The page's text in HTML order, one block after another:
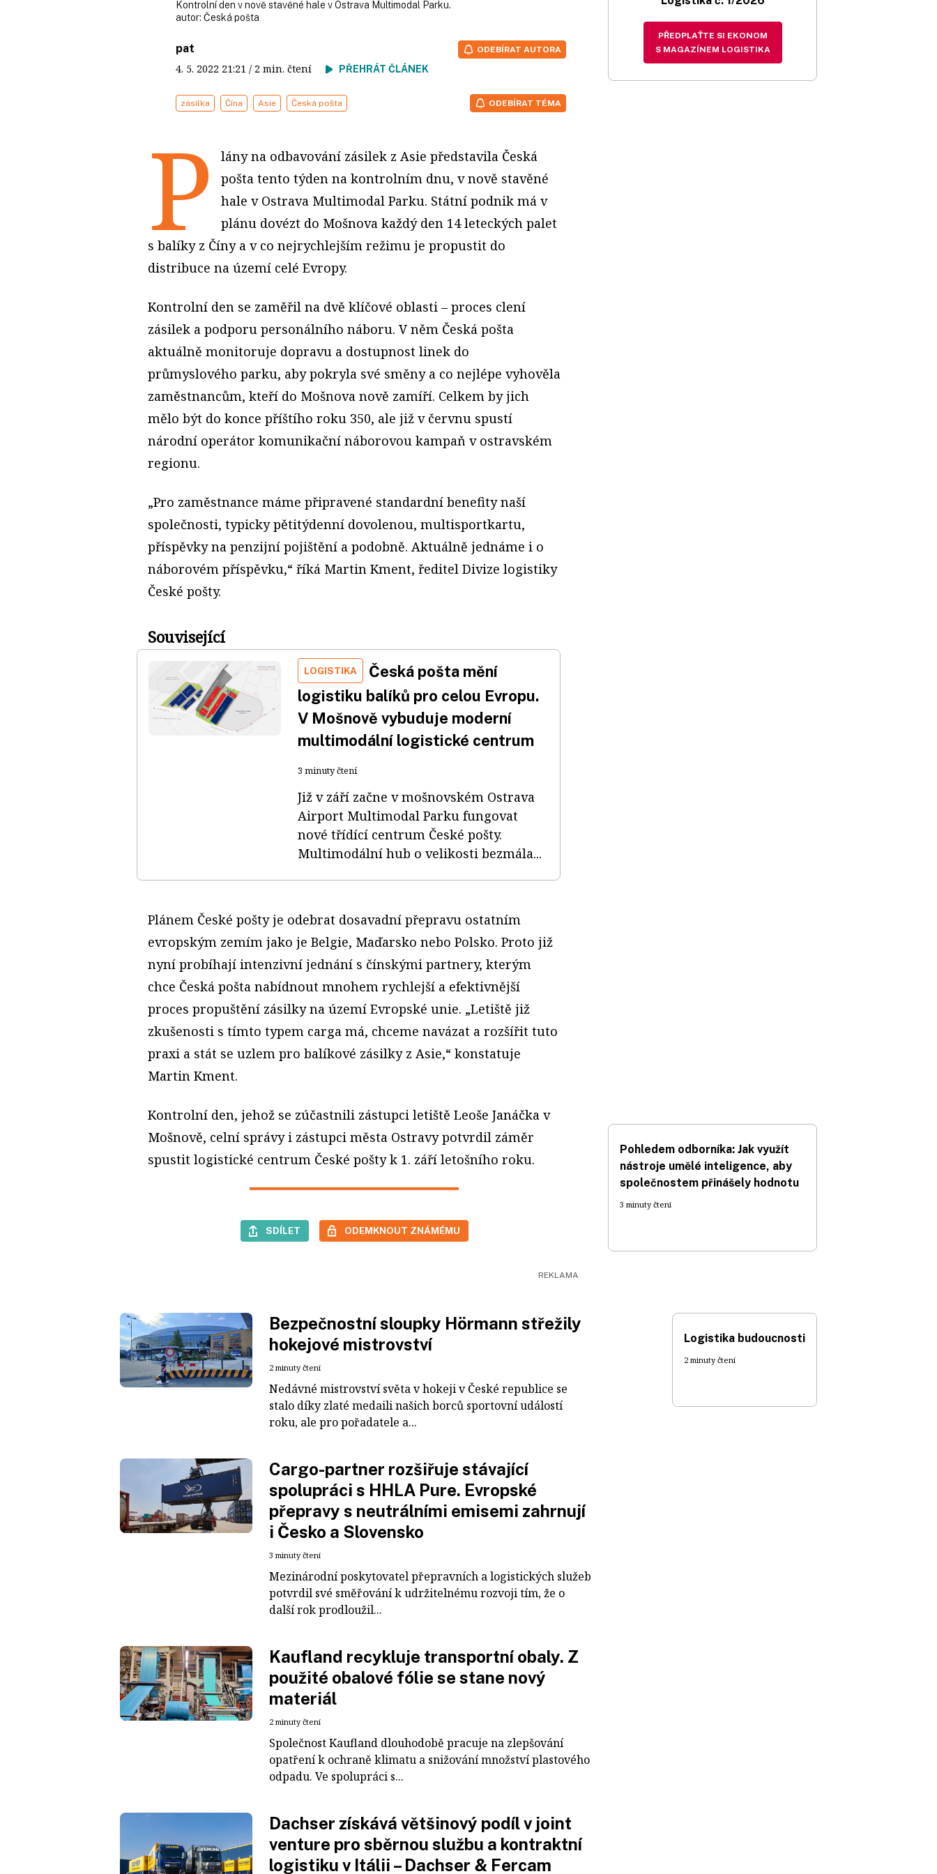
Kontrolní den v nově stavěné hale v Ostrava Multimodal Parku.
autor: Česká pošta
pat
4. 5. 2022 21:21 / 2 min. čtení PŘEHRÁT ČLÁNEK
ODEBÍRAT AUTORA
zásilka Čína Asie Česká pošta ODEBÍRAT TÉMA
P
lány na odbavování zásilek z Asie představila Česká
pošta tento týden na kontrolním dnu, v nově stavěné
hale v Ostrava Multimodal Parku. Státní podnik má v
plánu dovézt do Mošnova každý den 14 leteckých palet
s balíky z Číny a v co nejrychlejším režimu je propustit do
distribuce na území celé Evropy.
Kontrolní den se zaměřil na dvě klíčové oblasti – proces clení
zásilek a podporu personálního náboru. V něm Česká pošta
aktuálně monitoruje dopravu a dostupnost linek do
průmyslového parku, aby pokryla své směny a co nejlépe vyhověla
zaměstnancům, kteří do Mošnova nově zamíří. Celkem by jich
mělo být do konce příštího roku 350, ale již v červnu spustí
národní operátor komunikační náborovou kampaň v ostravském
regionu.
„Pro zaměstnance máme připravené standardní benefity naší
společnosti, typicky pětitýdenní dovolenou, multisportkartu,
příspěvky na penzijní pojištění a podobně. Aktuálně jednáme i o
náborovém příspěvku,“ říká Martin Kment, ředitel Divize logistiky
České pošty.
Související
LOGISTIKA
Česká pošta mění
logistiku balíků pro celou Evropu.
V Mošnově vybuduje moderní
multimodální logistické centrum
3 minuty čtení
Již v září začne v mošnovském Ostrava
Airport Multimodal Parku fungovat
nové třídící centrum České pošty.
Multimodální hub o velikosti bezmála...
Plánem České pošty je odebrat dosavadní přepravu ostatním
evropským zemím jako je Belgie, Maďarsko nebo Polsko. Proto již
nyní probíhají intenzivní jednání s čínskými partnery, kterým
chce Česká pošta nabídnout mnohem rychlejší a efektivnější
proces propuštění zásilky na území Evropské unie. „Letiště již
zkušenosti s tímto typem carga má, chceme navázat a rozšířit tuto
praxi a stát se uzlem pro balíkové zásilky z Asie,“ konstatuje
Martin Kment.
Kontrolní den, jehož se zúčastnili zástupci letiště Leoše Janáčka v
Mošnově, celní správy i zástupci města Ostravy potvrdil záměr
spustit logistické centrum České pošty k 1. září letošního roku.
SDÍLET ODEMKNOUT ZNÁMÉMU
PŘEDPLAŤTE SI EKONOM
S MAGAZÍNEM LOGISTIKA
Pohledem odborníka: Jak využít
nástroje umělé inteligence, aby
společnostem přinášely hodnotu
3 minuty čtení
Bezpečnostní sloupky Hörmann střežily
hokejové mistrovství
2 minuty čtení
Nedávné mistrovství světa v hokeji v České republice se
stalo díky zlaté medaili našich borců sportovní událostí
roku, ale pro pořadatele a...
Cargo-partner rozšiřuje stávající
spolupráci s HHLA Pure. Evropské
přepravy s neutrálními emisemi zahrnují
i Česko a Slovensko
3 minuty čtení
Mezinárodní poskytovatel přepravních a logistických služeb
potvrdil své směřování k udržitelnému rozvoji tím, že o
další rok prodloužil...
Kaufland recykluje transportní obaly. Z
použité obalové fólie se stane nový
materiál
2 minuty čtení
Společnost Kaufland dlouhodobě pracuje na zlepšování
opatření k ochraně klimatu a snižování množství plastového
odpadu. Ve spolupráci s...
Dachser získává většinový podíl v joint
venture pro sběrnou službu a kontraktní
logistiku v Itálii – Dachser & Fercam
Logistika budoucnosti
2 minuty čtení